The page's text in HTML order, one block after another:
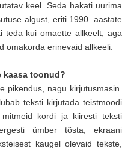
keel. Seda hakati uurima
algust, eriti 1990. aastate
teda kui omaette allkeelt, aga
omakorda erinevaid allkeeli.
kaasa toonud?
pikendus, nagu kirjutusmasin.
teksti kirjutada teistmoodi
kordi ja kiiresti teksti
ümber tõsta, ekraani
kaugel olevaid tekste,